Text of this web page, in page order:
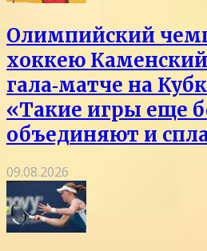
Олимпийский
хоккею
гала‑матче на
«Такие игры еще
объединяют и
09.08.2026